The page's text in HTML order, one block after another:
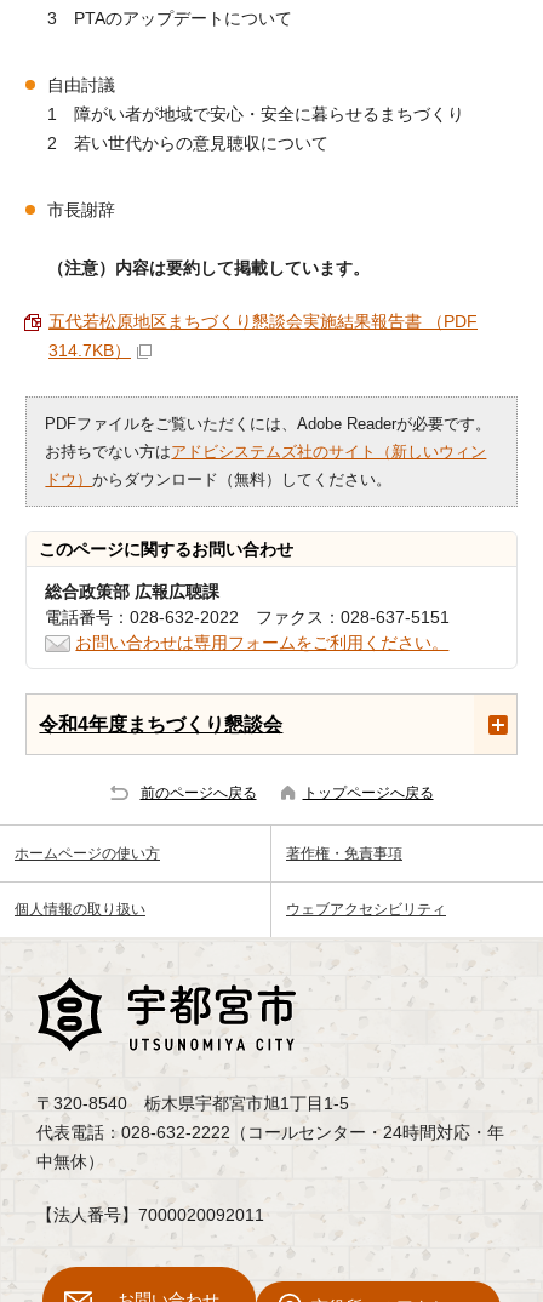
3 PTAのアップデートについて
自由討議
1 障がい者が地域で安心・安全に暮らせるまちづくり
2 若い世代からの意見聴収について
市長謝辞
（注意）内容は要約して掲載しています。
五代若松原地区まちづくり懇談会実施結果報告書 （PDF
314.7KB）
PDFファイルをご覧いただくには、Adobe Readerが必要です。
お持ちでない方はアドビシステムズ社のサイト（新しいウィン
ドウ）からダウンロード（無料）してください。
このページに関するお問い合わせ
総合政策部 広報広聴課
電話番号：028-632-2022 ファクス：028-637-5151
お問い合わせは専用フォームをご利用ください。
令和4年度まちづくり懇談会
前のページへ戻る トップページへ戻る
ホームページの使い方 著作権・免責事項
個人情報の取り扱い ウェブアクセシビリティ
〒320-8540 栃木県宇都宮市旭1丁目1-5
代表電話：028-632-2222（コールセンター・24時間対応・年
中無休）
【法人番号】7000020092011